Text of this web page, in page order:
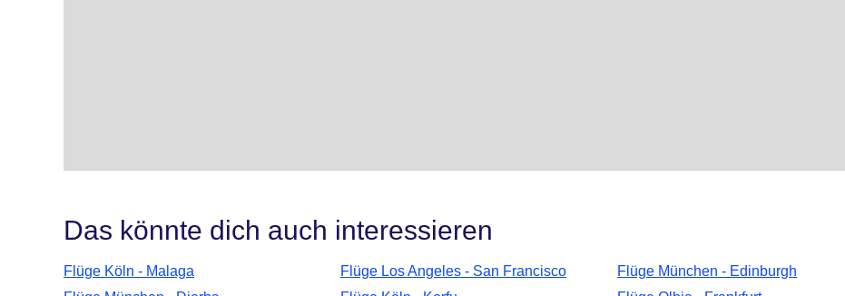
Das könnte dich auch interessieren
Flüge Köln - Malaga Flüge Los Angeles - San Francisco Flüge München - Edinburgh